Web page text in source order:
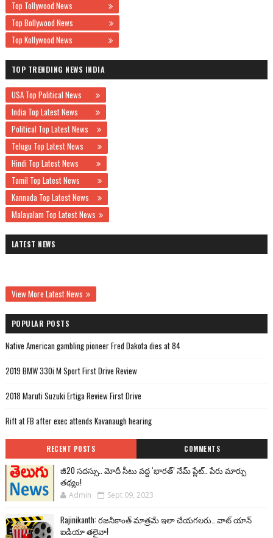
Top Tollywood News
Top Bollywood News
Top Kollywood News
TOP TRENDING NEWS INDIA
USA Top Political News
India Top Latest News
Political Top Latest News
Telugu Top Latest News
Hindi Top Latest News
Tamil Top Latest News
Kannada Top Latest News
Malayalam Top Latest News
LATEST NEWS
View More Latest News
POPULAR POSTS
Native American gambling pioneer Fred Dakota dies at 84
2019 BMW 330i M Sport First Drive Review
2018 Maruti Suzuki Ertiga Review First Drive
Rift at FB after exec attends Kavanaugh hearing
RECENT POSTS COMMENTS
జీ20 సదస్సు.. మోదీ సీటు వద్ద ‘భారత్’ నేమ్ ప్లేట్‌.. పేరు మార్పు
తథ్యం!
Admin Sept 09, 2023
Rajinikanth: రజనీకాంత్ మాత్రమే ఇలా చేయగలరు.. వాట్ యాన్
ఐడియా తలైవా!